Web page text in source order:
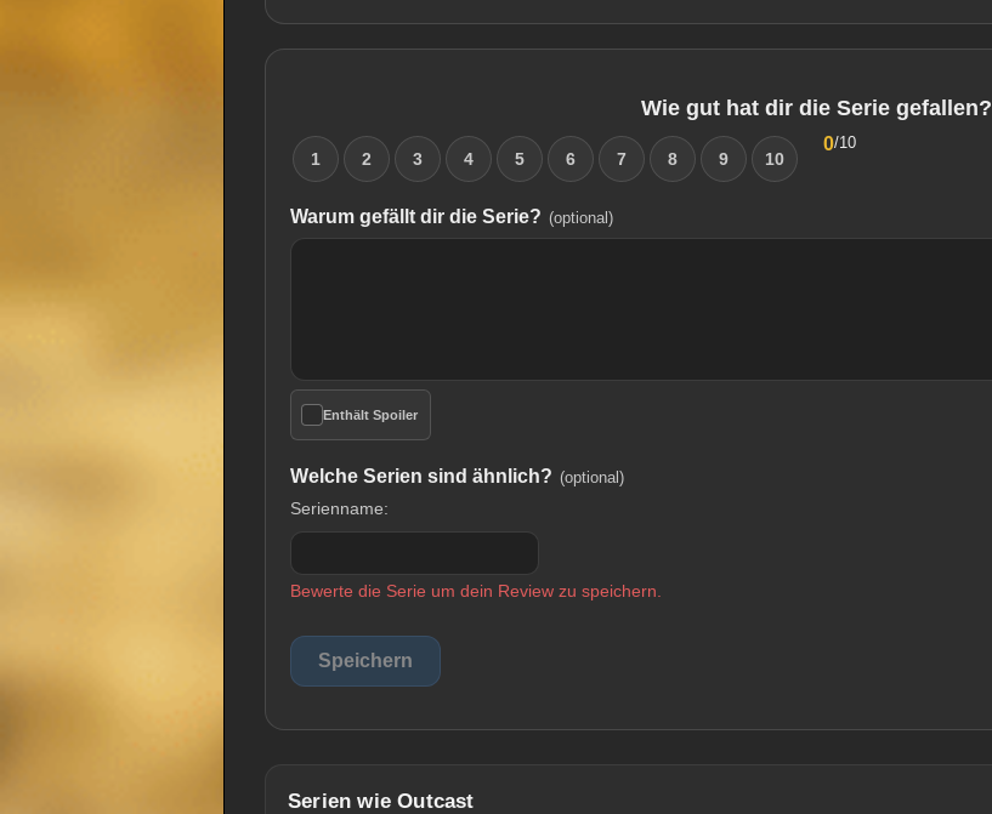
Wie gut hat dir die Serie gefallen?
1 2 3 4 5 6 7 8 9 10
0/10
Warum gefällt dir die Serie? (optional)
Enthält Spoiler
Welche Serien sind ähnlich? (optional)
Serienname:
Bewerte die Serie um dein Review zu speichern.
Serien wie Outcast